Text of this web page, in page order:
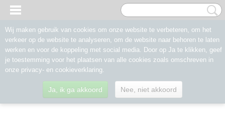
Wij maken gebruik van cookies om onze website te verbeteren, om het
verkeer op de website te analyseren, om de website naar behoren te laten
werken en voor de koppeling met social media. Door op Ja te klikken, geef
je toestemming voor het plaatsen van alle cookies zoals omschreven in
onze privacy- en cookieverklaring.
Ja, ik ga akkoord Nee, niet akkoord